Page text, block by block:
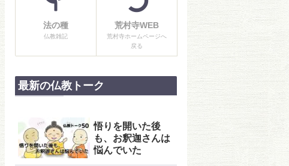
法の種
仏教雑記
荒村寺WEB
荒村寺ホームページへ
戻る
最新の仏教トーク
悟りを開いた後
も、お釈迦さんは
悩んでいた